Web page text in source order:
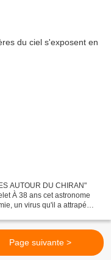
AUTOUR DU CHIRAN"
À 38 ans cet astronome
un virus qu'il a attrapé
Page suivante >